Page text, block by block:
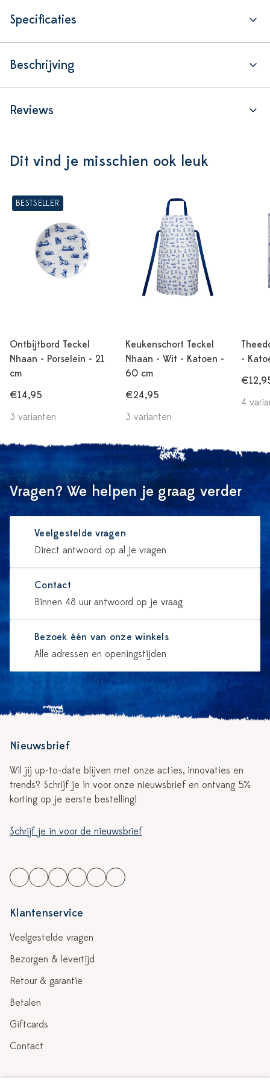
Specificaties
Beschrijving
Reviews
Dit vind je misschien ook leuk
BESTSELLER
Ontbijtbord Teckel
Nhaan - Porselein - 21
cm
€14,95
3 varianten
Keukenschort Teckel
Nhaan - Wit - Katoen -
60 cm
€24,95
3 varianten
-
4
Vragen? We helpen je graag verder
Veelgestelde vragen
Direct antwoord op al je vragen
Contact
Binnen 48 uur antwoord op je vraag
Bezoek één van onze winkels
Alle adressen en openingstijden
Nieuwsbrief
Wil jij up-to-date blijven met onze acties, innovaties en
trends? Schrijf je in voor onze nieuwsbrief en ontvang 5%
korting op je eerste bestelling!
Schrijf je in voor de nieuwsbrief
Klantenservice
Veelgestelde vragen
Bezorgen & levertijd
Retour & garantie
Betalen
Giftcards
Contact